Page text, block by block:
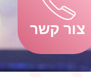
צור קשר